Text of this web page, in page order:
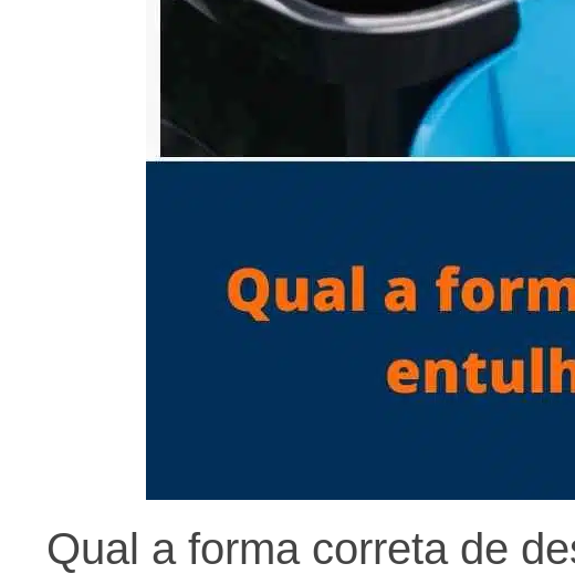
Qual a forma correta de